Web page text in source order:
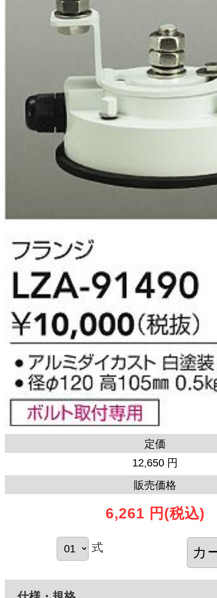
定価
12,650 円
販売価格
6,261 円 (税込)
式